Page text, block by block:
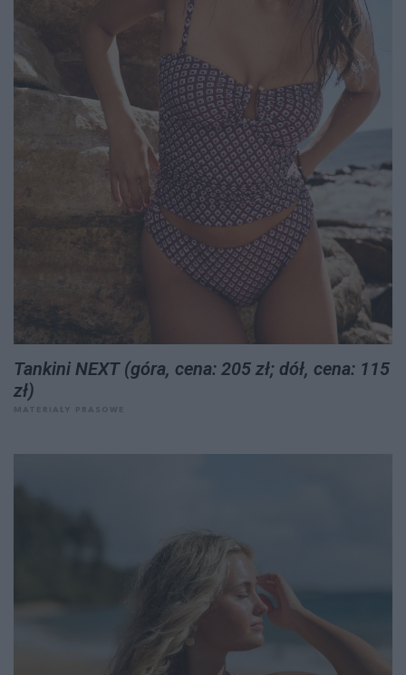
Tankini NEXT (góra, cena: 205 zł; dół, cena: 115
zł)